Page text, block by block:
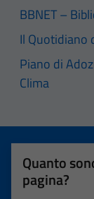
BBNET –
Il Quotidiano
Piano di
Clima
Quanto
pagina?